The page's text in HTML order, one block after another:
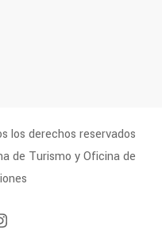
los derechos reservados
de Turismo y Oficina de